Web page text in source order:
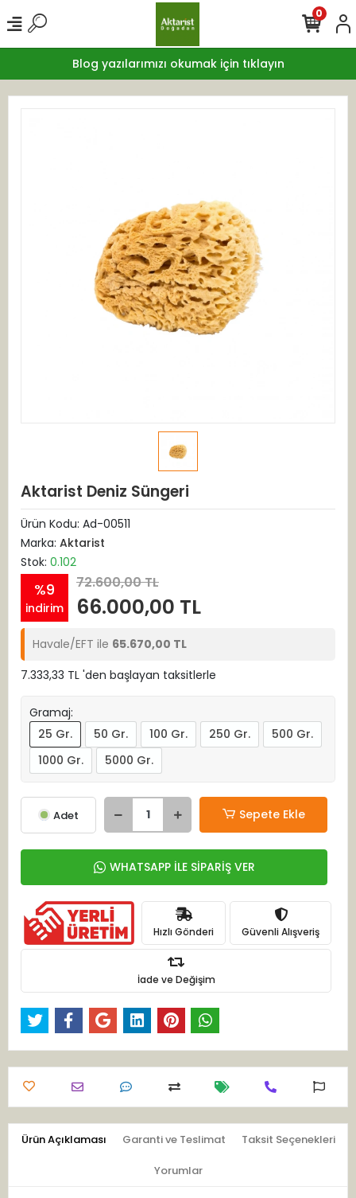
Blog yazılarımızı okumak için tıklayın
0
Aktarist Deniz Süngeri
Ürün Kodu: Ad-00511
Marka: Aktarist
Stok: 0.102
%9
indirim
72.600,00 TL
66.000,00 TL
Havale/EFT ile 65.670,00 TL
7.333,33 TL 'den başlayan taksitlerle
Gramaj:
25 Gr.
50 Gr. 100 Gr. 250 Gr.
500 Gr.
1000 Gr.
5000 Gr.
Adet Sepete Ekle
WHATSAPP İLE SİPARİŞ VER
Hızlı Gönderi Güvenli Alışveriş
İade ve Değişim
Ürün Açıklaması Garanti ve Teslimat Taksit Seçenekleri
Yorumlar